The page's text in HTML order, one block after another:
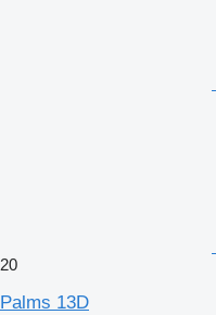
20
Palms 13D